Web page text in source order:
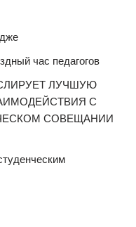
час педагогов
ЛУЧШУЮ
С
СОВЕЩАНИИ